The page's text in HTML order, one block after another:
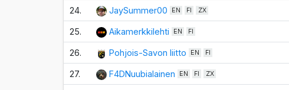
24. JaySummer00 EN FI ZX
25. Aikamerkkilehti EN FI
26. Pohjois-Savon liitto EN FI
27. F4DNuubialainen EN FI ZX